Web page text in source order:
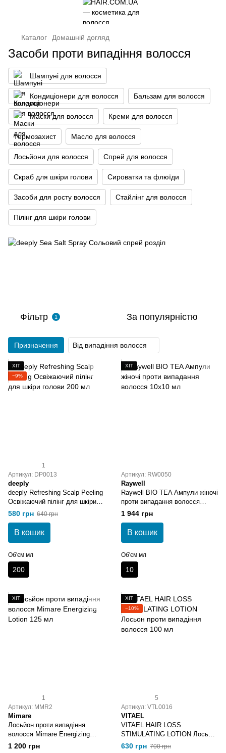
Каталог Домашній догляд
Засоби проти випадіння волосся
Шампуні для волосся
Кондиціонери для волосся Бальзам для волосся
Маски для волосся Креми для волосся
Термозахист Масло для волосся
Лосьйони для волосся Спрей для волосся
Скраб для шкіри голови Сироватки та флюїди
Засоби для росту волосся Стайлінг для волосся
Пілінг для шкіри голови
Фільтр 1 За популярністю
Призначення Від випадіння волосся
ХІТ
−9%
1
Артикул: DP0013
deeply
deeply Refreshing Scalp Peeling
Освіжаючий пілінг для шкіри
голови 200 мл
580 грн 640 грн
В кошик
Об'єм мл
200
ХІТ
Артикул: RW0050
Raywell
Raywell BIO TEA Ампули жіночі
проти випадання волосся
10x10 мл
1 944 грн
В кошик
Об'єм мл
10
ХІТ
1
Артикул: MMR2
Mimare
Лосьйон проти випадіння
волосся Mimare Energizing
Lotion 125 мл
1 200 грн
ХІТ
−10%
5
Артикул: VTL0016
VITAEL
VITAEL HAIR LOSS
STIMULATING LOTION Лосьон
проти випадіння волосся 100
630 грн 700 грн